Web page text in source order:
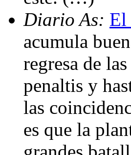
Diario As: El
acumula
regresa de
penaltis y
las
es que la